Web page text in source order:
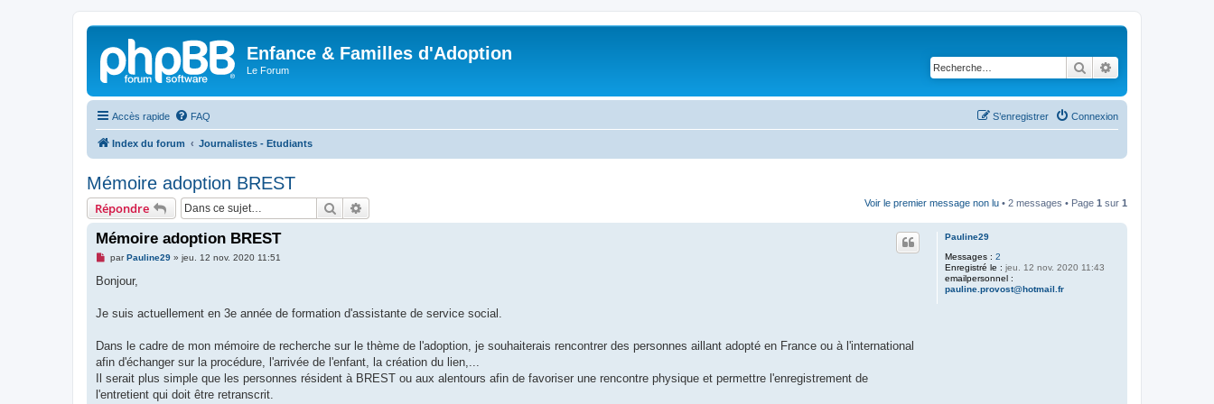
Enfance & Familles d'Adoption
Le Forum Rechercher
Accès rapide FAQ Connexion
S’enregistrer
Index du forum Journalistes - Etudiants
Mémoire adoption BREST
Répondre Rechercher Voir le premier message non lu • 2 messages • Page 1 sur 1
Pauline29
Messages : 2
Enregistré le : jeu. 12 nov. 2020 11:43
emailpersonnel :
pauline.provost@hotmail.fr
Mémoire adoption BREST
M
s
g
o
l
u
parPauline29» jeu. 12 nov. 2020 11:51
Bonjour,
Je suis actuellement en 3e année de formation d'assistante de service social.
Dans le cadre de mon mémoire de recherche sur le thème de l'adoption, je souhaiterais rencontrer des personnes aillant adopté en France ou à l'international
afin d'échanger sur la procédure, l'arrivée de l'enfant, la création du lien,...
Il serait plus simple que les personnes résident à BREST ou aux alentours afin de favoriser une rencontre physique et permettre l'enregistrement de
l'entretient qui doit être retranscrit.